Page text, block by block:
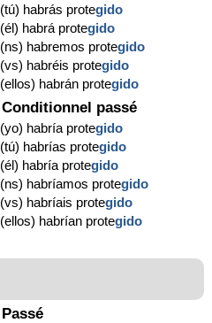
(tú) habrás protegido
(él) habrá protegido
(ns) habremos protegido
(vs) habréis protegido
(ellos) habrán protegido
Conditionnel passé
(yo) habría protegido
(tú) habrías protegido
(él) habría protegido
(ns) habríamos protegido
(vs) habríais protegido
(ellos) habrían protegido
Passé